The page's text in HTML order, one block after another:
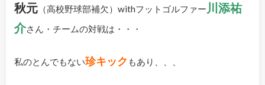
秋元（高校野球部補欠）withフットゴルファー 川添祐
介さん・チームの対戦は・・・
私のとんでもない珍キック もあり、、、